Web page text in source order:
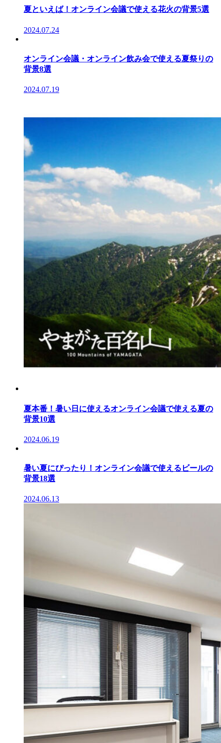
夏といえば！オンライン会議で使える花火の背景5選
2024.07.24
オンライン会議・オンライン飲み会で使える夏祭りの
背景8選
2024.07.19
夏本番！暑い日に使えるオンライン会議で使える夏の
背景10選
2024.06.19
暑い夏にぴったり！オンライン会議で使えるビールの
背景18選
2024.06.13